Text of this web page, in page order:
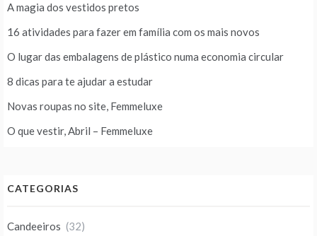
A magia dos vestidos pretos
16 atividades para fazer em família com os mais novos
O lugar das embalagens de plástico numa economia circular
8 dicas para te ajudar a estudar
Novas roupas no site, Femmeluxe
O que vestir, Abril – Femmeluxe
CATEGORIAS
Candeeiros (32)